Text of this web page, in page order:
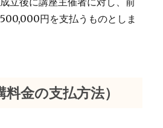
円を支払うものとしま
金の支払方法）